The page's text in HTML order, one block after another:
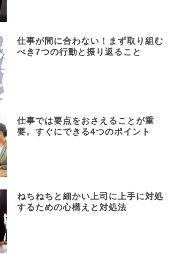
仕事が間に合わない！まず取り組む
べき7つの行動と振り返ること
仕事では要点をおさえることが重
要。すぐにできる4つのポイント
ねちねちと細かい上司に上手に対処
するための心構えと対処法